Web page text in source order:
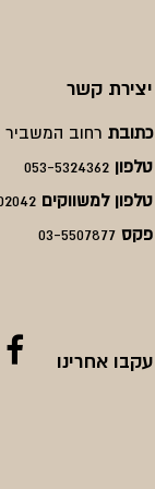
יצירת קשר
כתובת רחוב המשביר 17, חולון
טלפון 053-5324362
טלפון למשווקים
פקס03-5507877
עקבו אחרינו